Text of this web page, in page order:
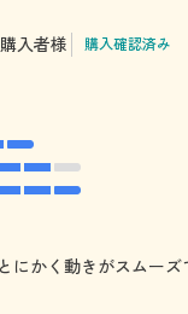
入者様 購入確認済み
にかく動きがスムー